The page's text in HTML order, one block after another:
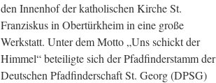
den Innenhof der katholischen Kirche St.
Franziskus in Obertürkheim in eine große
Werkstatt. Unter dem Motto „Uns schickt der
Himmel“ beteiligte sich der Pfadfinderstamm der
Deutschen Pfadfinderschaft St. Georg (DPSG)